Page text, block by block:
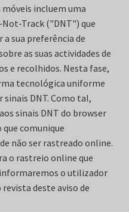
incluem uma
Track ("DNT") que
a sua preferência de
as suas actividades de
e recolhidos. Nesta fase,
tecnológica uniforme
DNT. Como tal,
sinais DNT do browser
comunique
não ser rastreado online.
o rastreio online que
o utilizador
deste aviso de